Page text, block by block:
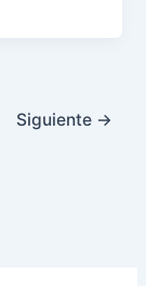
Siguiente →